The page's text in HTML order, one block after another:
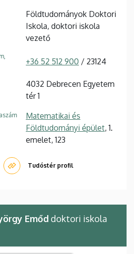
Földtudományok Doktori
Iskola, doktori iskola
vezető
+36 52 512 900 / 23124
4032 Debrecen Egyetem
tér 1
Matematikai és
Földtudományi épület, 1.
emelet, 123
Tudóstér profil
Emőd doktori iskola